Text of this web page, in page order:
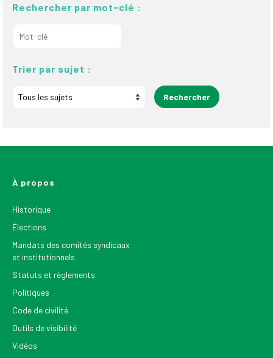
Rechercher par mot-clé :
Trier par sujet :
À propos
Historique
Élections
Mandats des comités syndicaux
et institutionnels
Statuts et règlements
Politiques
Code de civilité
Outils de visibilité
Vidéos